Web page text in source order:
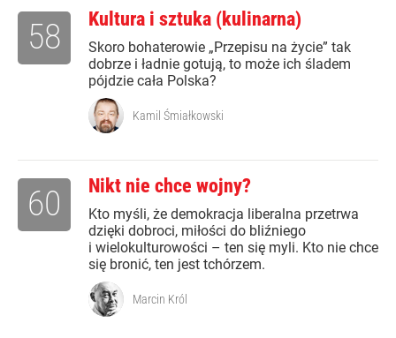
Kultura i sztuka (kulinarna)
Skoro bohaterowie „Przepisu na życie” tak
dobrze i ładnie gotują, to może ich śladem
pójdzie cała Polska?
58
Kamil Śmiałkowski
Nikt nie chce wojny?
Kto myśli, że demokracja liberalna przetrwa
dzięki dobroci, miłości do bliźniego
i wielokulturowości – ten się myli. Kto nie chce
się bronić, ten jest tchórzem.
60
Marcin Król